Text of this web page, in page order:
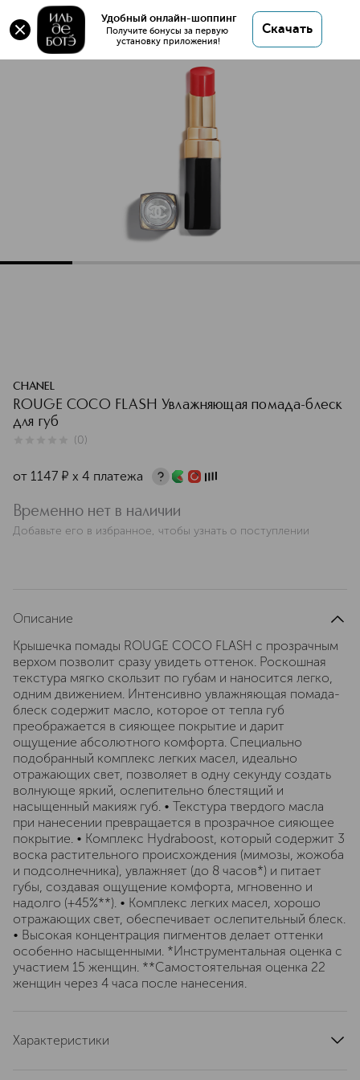
Удобный онлайн-шоппинг
Получите бонусы за первую
установку приложения!
Скачать
ROUGE COCO FLASH Увлажняющая помада-блеск для губ
CHANEL
ROUGE COCO FLASH Увлажняющая помада-блеск
для губ
(0)
от 1147 ¤ х 4 платежа
Временно нет в наличии
Добавьте его в избранное, чтобы узнать о поступлении
Описание
Крышечка помады ROUGE COCO FLASH с прозрачным
верхом позволит сразу увидеть оттенок. Роскошная
текстура мягко скользит по губам и наносится легко,
одним движением. Интенсивно увлажняющая помада-
блеск содержит масло, которое от тепла губ
преображается в сияющее покрытие и дарит
ощущение абсолютного комфорта. Специально
подобранный комплекс легких масел, идеально
отражающих свет, позволяет в одну секунду создать
волнующе яркий, ослепительно блестящий и
насыщенный макияж губ. • Текстура твердого масла
при нанесении превращается в прозрачное сияющее
покрытие. • Комплекс Hydraboost, который содержит 3
воска растительного происхождения (мимозы, жожоба
и подсолнечника), увлажняет (до 8 часов*) и питает
губы, создавая ощущение комфорта, мгновенно и
надолго (+45%**). • Комплекс легких масел, хорошо
отражающих свет, обеспечивает ослепительный блеск.
• Высокая концентрация пигментов делает оттенки
особенно насыщенными. *Инструментальная оценка с
участием 15 женщин. **Самостоятельная оценка 22
женщин через 4 часа после нанесения.
Характеристики